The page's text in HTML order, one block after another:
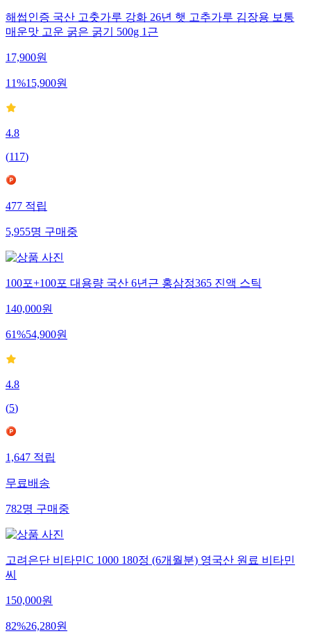
해썹인증 국산 고춧가루 강화 26년 햇 고추가루 김장용 보통
매운맛 고운 굵은 굵기 500g 1근
17,900원
11%15,900원
4.8
(117)
477적립
5,955명구매중
100포+100포 대용량 국산 6년근 홍삼정365 진액 스틱
140,000원
61%54,900원
4.8
(5)
1,647적립
무료배송
782명구매중
고려은단 비타민C 1000 180정 (6개월분) 영국산 원료 비타민
씨
150,000원
82%26,280원